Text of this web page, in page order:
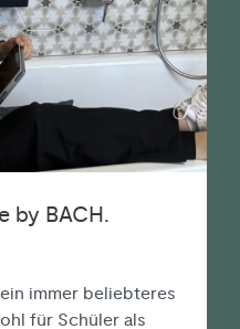
by BACH.
immer beliebteres
für Schüler als